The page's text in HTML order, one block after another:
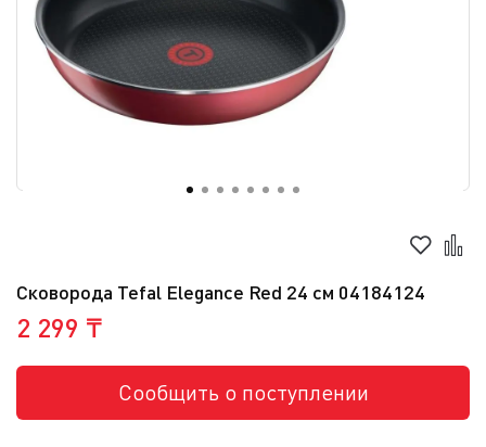
Сковорода Tefal Elegance Red 24 см 04184124
2 299 ₸
Сообщить о поступлении